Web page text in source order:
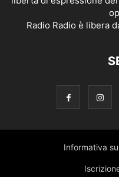
Radio Radio è libera
Informativa